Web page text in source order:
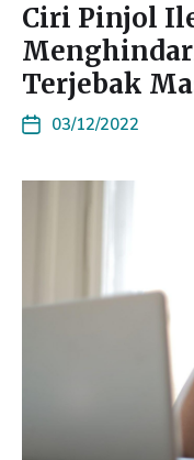
Ciri Pinjol
Terjebak
03/12/2022